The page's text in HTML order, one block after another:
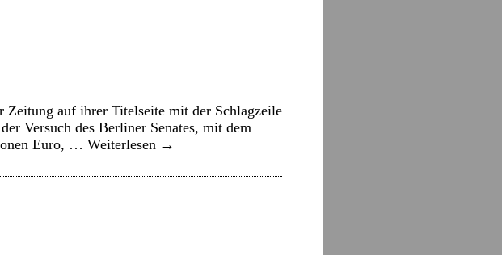
auf ihrer Titelseite mit der Schlagzeile
Versuch des Berliner Senates, mit dem
Euro, … Weiterlesen →